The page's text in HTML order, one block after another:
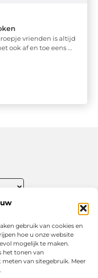
gebruik van cookies en
hoe u onze website
mogelijk te maken.
het tonen van
van sitegebruik. Meer
.
vrienden is altijd
ook af en toe eens ...